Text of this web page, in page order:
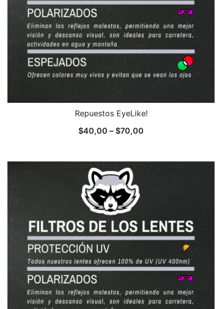
Repuestos EyeLike!
$40,00 – $70,00